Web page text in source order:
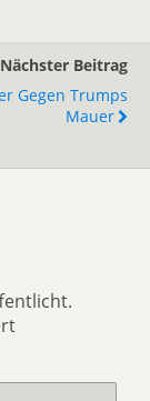
Nächster Beitrag
Gegen Trumps
Mauer